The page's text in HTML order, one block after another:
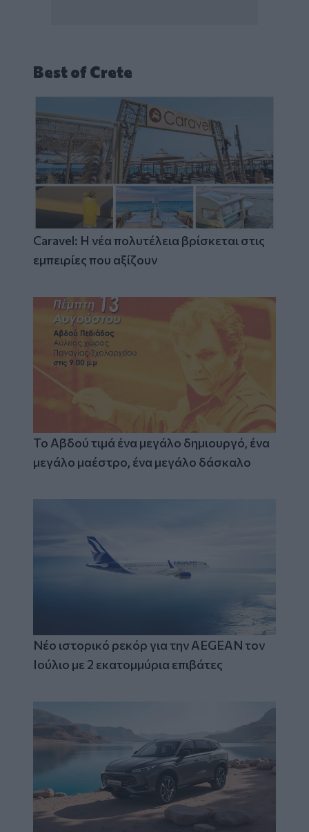
Best of Crete
Caravel: Η νέα πολυτέλεια βρίσκεται στις
εμπειρίες που αξίζουν
Το Αβδού τιμά ένα μεγάλο δημιουργό, ένα
μεγάλο μαέστρο, ένα μεγάλο δάσκαλο
Νέο ιστορικό ρεκόρ για την AEGEAN τον
Ιούλιο με 2 εκατομμύρια επιβάτες